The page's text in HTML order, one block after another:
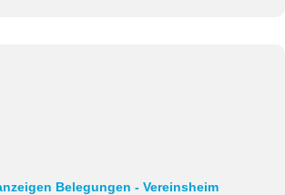
Belegungen - Vereinsheim